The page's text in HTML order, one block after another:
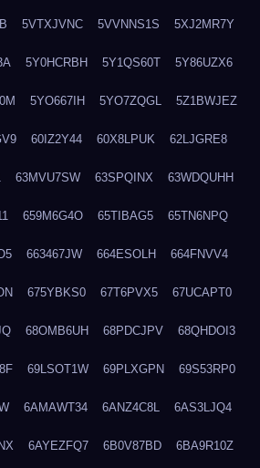
5VTXJVNC 5VVNNS1S 5XJ2MR7Y
5Y0HCRBH 5Y1QS60T 5Y86UZX6
5YO667IH 5YO7ZQGL 5Z1BWJEZ
60IZ2Y44 60X8LPUK 62LJGRE8
63MVU7SW 63SPQINX 63WDQUHH
659M6G4O 65TIBAG5 65TN6NPQ
663467JW 664ESOLH 664FNVV4
675YBKS0 67T6PVX5 67UCAPT0
68OMB6UH 68PDCJPV 68QHDOI3
69LSOT1W 69PLXGPN 69S53RP0
6AMAWT34 6ANZ4C8L 6AS3LJQ4
6AYEZFQ7 6B0V87BD 6BA9R10Z